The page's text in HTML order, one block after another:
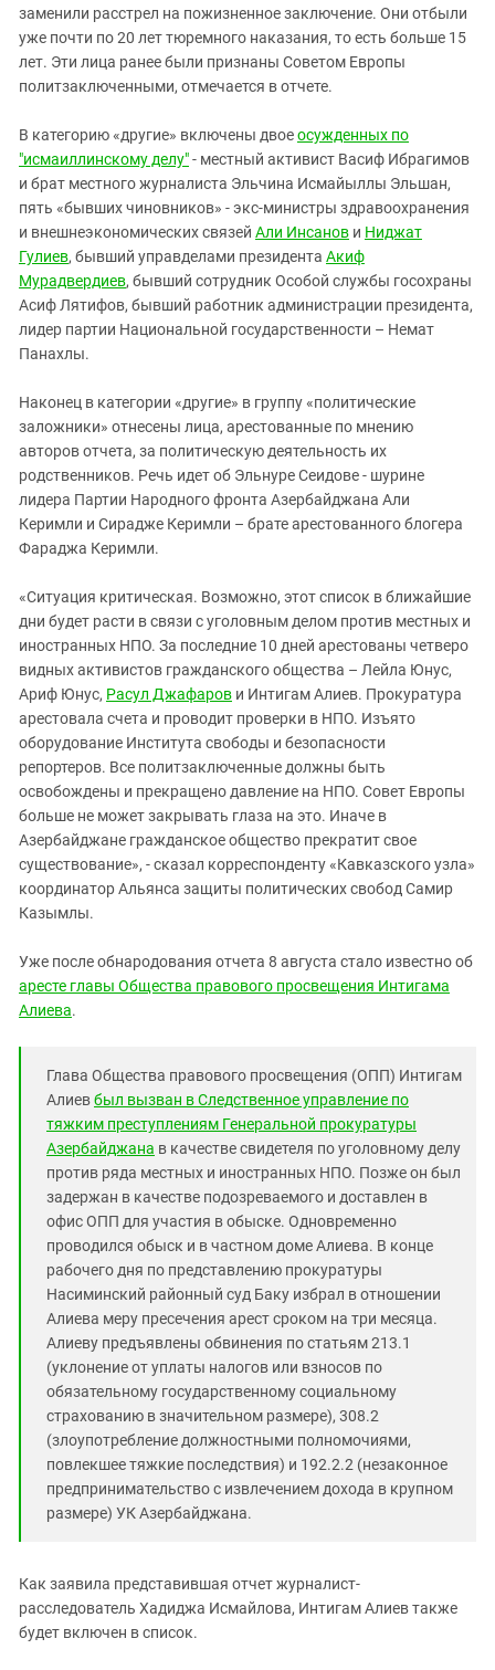
заменили расстрел на пожизненное заключение. Они отбыли
уже почти по 20 лет тюремного наказания, то есть больше 15
лет. Эти лица ранее были признаны Советом Европы
политзаключенными, отмечается в отчете.
В категорию «другие» включены двоеосужденных по
"исмаиллинскому делу"- местный активист Васиф Ибрагимов
и брат местного журналиста Эльчина Исмайыллы Эльшан,
пять «бывших чиновников» - экс-министры здравоохранения
и внешнеэкономических связей Али Инсанов и Ниджат
Гулиев, бывший управделами президента Акиф
Мурадвердиев, бывший сотрудник Особой службы госохраны
Асиф Лятифов, бывший работник администрации президента,
лидер партии Национальной государственности – Немат
Панахлы.
Наконец в категории «другие» в группу «политические
заложники» отнесены лица, арестованные по мнению
авторов отчета, за политическую деятельность их
родственников. Речь идет об Эльнуре Сеидове - шурине
лидера Партии Народного фронта Азербайджана Али
Керимли и Сирадже Керимли – брате арестованного блогера
Фараджа Керимли.
«Ситуация критическая. Возможно, этот список в ближайшие
дни будет расти в связи с уголовным делом против местных и
иностранных НПО. За последние 10 дней арестованы четверо
видных активистов гражданского общества – Лейла Юнус,
Ариф Юнус, Расул Джафаров и Интигам Алиев. Прокуратура
арестовала счета и проводит проверки в НПО. Изъято
оборудование Института свободы и безопасности
репортеров. Все политзаключенные должны быть
освобождены и прекращено давление на НПО. Совет Европы
больше не может закрывать глаза на это. Иначе в
Азербайджане гражданское общество прекратит свое
существование», - сказал корреспонденту «Кавказского узла»
координатор Альянса защиты политических свобод Самир
Казымлы.
Уже после обнародования отчета 8 августа стало известно об
аресте главы Общества правового просвещения Интигама
Алиева.
Глава Общества правового просвещения (ОПП) Интигам
Алиевбыл вызван в Следственное управление по
тяжким преступлениям Генеральной прокуратуры
Азербайджана в качестве свидетеля по уголовному делу
против ряда местных и иностранных НПО. Позже он был
задержан в качестве подозреваемого и доставлен в
офис ОПП для участия в обыске. Одновременно
проводился обыск и в частном доме Алиева. В конце
рабочего дня по представлению прокуратуры
Насиминский районный суд Баку избрал в отношении
Алиева меру пресечения арест сроком на три месяца.
Алиеву предъявлены обвинения по статьям 213.1
(уклонение от уплаты налогов или взносов по
обязательному государственному социальному
страхованию в значительном размере), 308.2
(злоупотребление должностными полномочиями,
повлекшее тяжкие последствия) и 192.2.2 (незаконное
предпринимательство с извлечением дохода в крупном
размере) УК Азербайджана.
Как заявила представившая отчет журналист-
расследователь Хадиджа Исмайлова, Интигам Алиев также
будет включен в список.